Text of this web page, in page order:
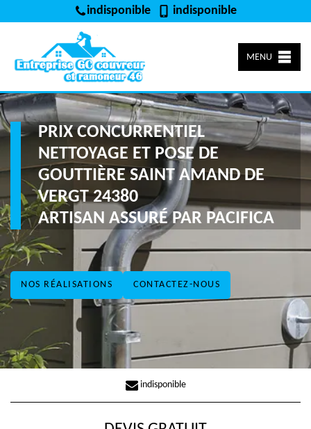
indisponible indisponible
MENU
NOS RÉALISATIONS CONTACTEZ-NOUS
PRIX CONCURRENTIEL
NETTOYAGE ET POSE DE
GOUTTIÈRE SAINT AMAND DE
VERGT 24380
ARTISAN ASSURÉ PAR PACIFICA
indisponible